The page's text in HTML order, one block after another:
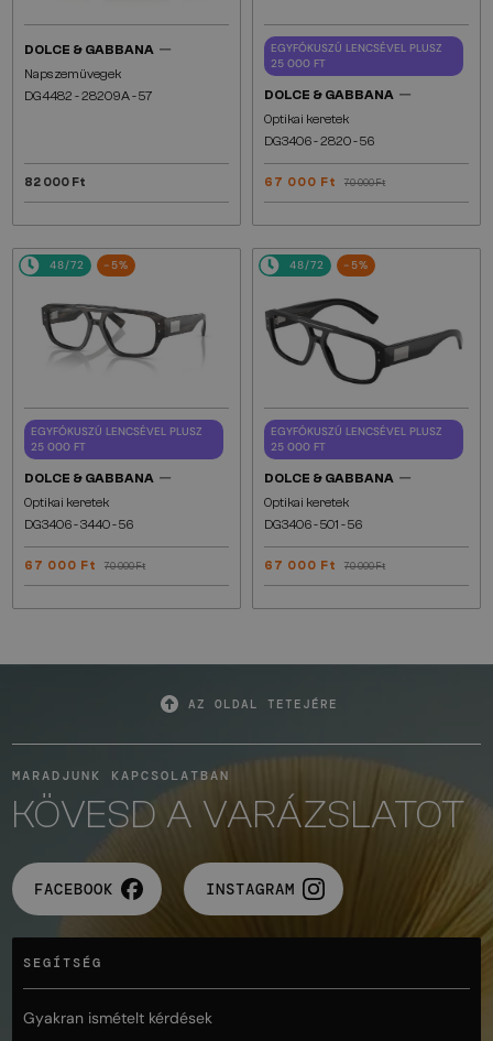
DOLCE & GABBANA —
Napszemüvegek
DG4482 - ​28209A - ​57
82 000 Ft
EGYFÓKUSZÚ LENCSÉVEL PLUSZ
25 000 FT
DOLCE & GABBANA —
Optikai keretek
DG3406 - ​2820 - ​56
67 000 Ft 70 000 Ft
48/72 -5%
EGYFÓKUSZÚ LENCSÉVEL PLUSZ
25 000 FT
DOLCE & GABBANA —
Optikai keretek
DG3406 - ​3440 - ​56
67 000 Ft 70 000 Ft
48/72 -5%
EGYFÓKUSZÚ LENCSÉVEL PLUSZ
25 000 FT
DOLCE & GABBANA —
Optikai keretek
DG3406 - ​501 - ​56
67 000 Ft 70 000 Ft
AZ OLDAL TETEJÉRE
MARADJUNK KAPCSOLATBAN
KÖVESD A VARÁZSLATOT
FACEBOOK INSTAGRAM
SEGÍTSÉG
Gyakran ismételt kérdések